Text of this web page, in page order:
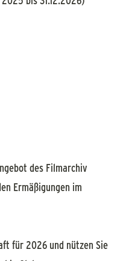
des Filmarchiv
Ermäßigungen im
für 2026 und nützen Sie